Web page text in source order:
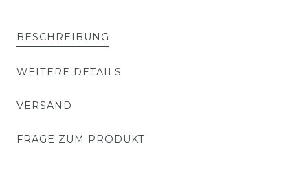
BESCHREIBUNG
WEITERE DETAILS
VERSAND
FRAGE ZUM PRODUKT